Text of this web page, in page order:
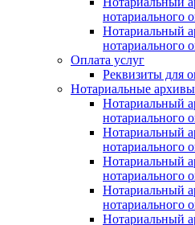
нотариального
Нотариальный
нотариального
Оплата услуг
Реквизиты для
Нотариальные архивы
Нотариальный
нотариального
Нотариальный
нотариального
Нотариальный
нотариального
Нотариальный
нотариального
Нотариальный